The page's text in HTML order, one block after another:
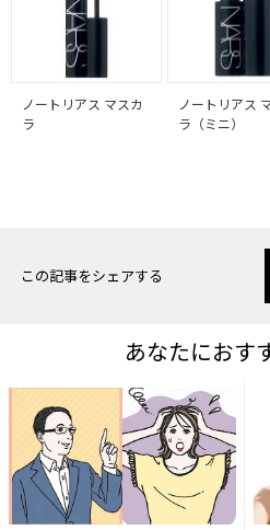
ノートリアス マスカ
ラ
ノートリアス
ラ（ミニ）
この記事をシェアする
あなたにおす